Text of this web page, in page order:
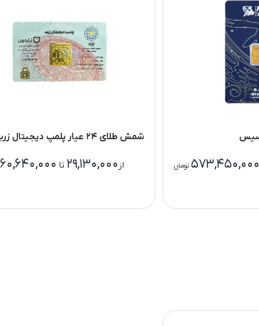
573,450,000 تومان
شمش طلای 24 عیار پلمپ دیجیتال زربد
از 29,130,000 تا